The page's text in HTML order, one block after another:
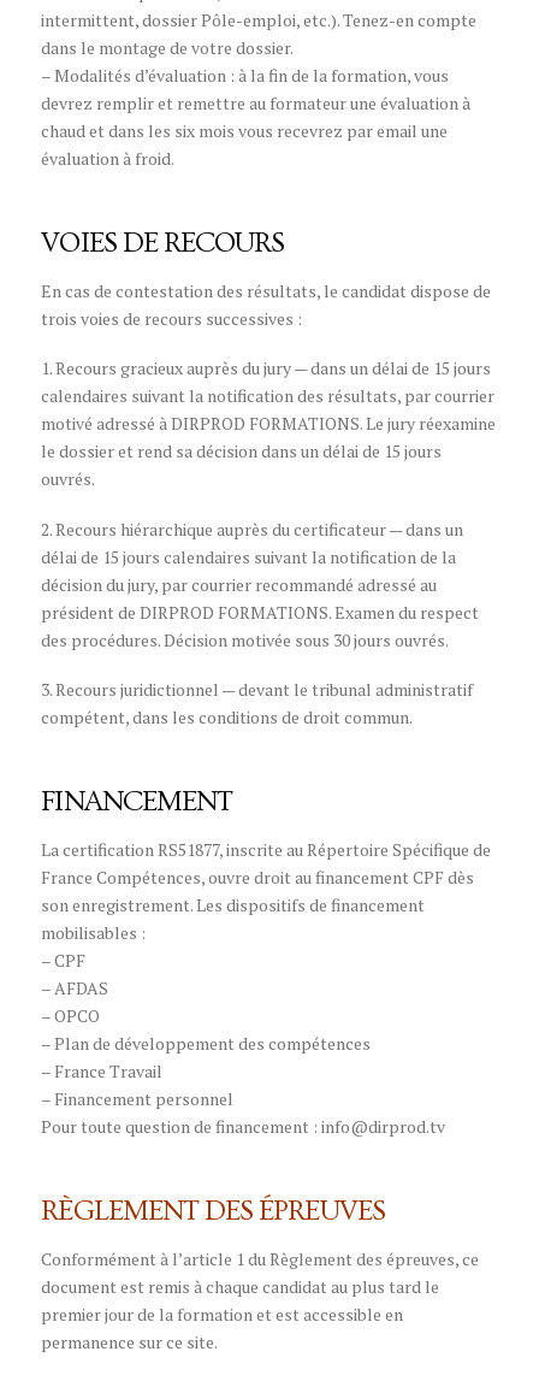
intermittent, dossier Pôle-emploi, etc.). Tenez-en compte
dans le montage de votre dossier.
– Modalités d’évaluation : à la fin de la formation, vous
devrez remplir et remettre au formateur une évaluation à
chaud et dans les six mois vous recevrez par email une
évaluation à froid.
VOIES DE RECOURS
En cas de contestation des résultats, le candidat dispose de
trois voies de recours successives :
1. Recours gracieux auprès du jury — dans un délai de 15 jours
calendaires suivant la notification des résultats, par courrier
motivé adressé à DIRPROD FORMATIONS. Le jury réexamine
le dossier et rend sa décision dans un délai de 15 jours
ouvrés.
2. Recours hiérarchique auprès du certificateur — dans un
délai de 15 jours calendaires suivant la notification de la
décision du jury, par courrier recommandé adressé au
président de DIRPROD FORMATIONS. Examen du respect
des procédures. Décision motivée sous 30 jours ouvrés.
3. Recours juridictionnel — devant le tribunal administratif
compétent, dans les conditions de droit commun.
FINANCEMENT
La certification RS51877, inscrite au Répertoire Spécifique de
France Compétences, ouvre droit au financement CPF dès
son enregistrement. Les dispositifs de financement
mobilisables :
– CPF
– AFDAS
– OPCO
– Plan de développement des compétences
– France Travail
– Financement personnel
Pour toute question de financement : info@dirprod.tv
RÈGLEMENT DES ÉPREUVES
Conformément à l’article 1 du Règlement des épreuves, ce
document est remis à chaque candidat au plus tard le
premier jour de la formation et est accessible en
permanence sur ce site.